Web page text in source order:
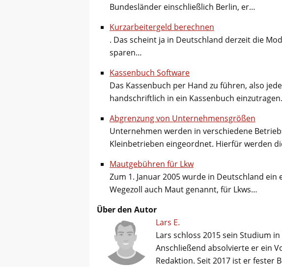
Bundesländer einschließlich Berlin, er…
Kurzarbeitergeld berechnen
. Das scheint ja in Deutschland derzeit die
sparen…
Kassenbuch Software
Das Kassenbuch per Hand zu führen, also
handschriftlich in ein Kassenbuch
Abgrenzung von Unternehmensgrößen
Unternehmen werden in verschiedene
Kleinbetrieben eingeordnet. Hierfür werden
Mautgebühren für Lkw
Zum 1. Januar 2005 wurde in Deutschland
Wegezoll auch Maut genannt, für Lkws…
Über den Autor
Lars E.
Lars schloss 2015 sein Studium
Anschließend absolvierte er ein
Redaktion. Seit 2017 ist er fester